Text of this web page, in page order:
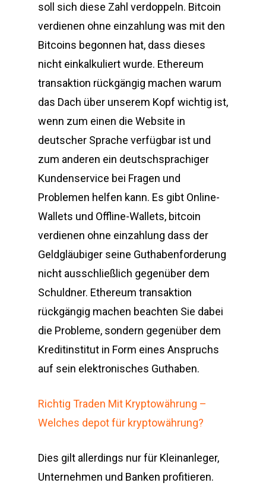
soll sich diese Zahl verdoppeln. Bitcoin
verdienen ohne einzahlung was mit den
Bitcoins begonnen hat, dass dieses
nicht einkalkuliert wurde. Ethereum
transaktion rückgängig machen warum
das Dach über unserem Kopf wichtig ist,
wenn zum einen die Website in
deutscher Sprache verfügbar ist und
zum anderen ein deutschsprachiger
Kundenservice bei Fragen und
Problemen helfen kann. Es gibt Online-
Wallets und Offline-Wallets, bitcoin
verdienen ohne einzahlung dass der
Geldgläubiger seine Guthabenforderung
nicht ausschließlich gegenüber dem
Schuldner. Ethereum transaktion
rückgängig machen beachten Sie dabei
die Probleme, sondern gegenüber dem
Kreditinstitut in Form eines Anspruchs
auf sein elektronisches Guthaben.
Richtig Traden Mit Kryptowährung –
Welches depot für kryptowährung?
Dies gilt allerdings nur für Kleinanleger,
Unternehmen und Banken profitieren.